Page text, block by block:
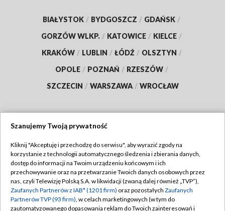
BIAŁYSTOK / BYDGOSZCZ / GDAŃSK /
GORZÓW WLKP. / KATOWICE / KIELCE /
KRAKÓW / LUBLIN / ŁÓDŹ / OLSZTYN /
OPOLE / POZNAŃ / RZESZÓW /
SZCZECIN / WARSZAWA / WROCŁAW
TVP
Abonament TVP
Emisja w TVP
Centrum informacji TVP
Regulamin TVP
Polityka prywatności
Moje zgody
Szanujemy Twoją prywatność
Kliknij "Akceptuję i przechodzę do serwisu", aby wyrazić zgody na
korzystanie z technologii automatycznego śledzenia i zbierania danych,
dostęp do informacji na Twoim urządzeniu końcowym i ich
przechowywanie oraz na przetwarzanie Twoich danych osobowych przez
nas, czyli Telewizję Polską S.A. w likwidacji (zwaną dalej również „TVP”),
Zaufanych Partnerów z IAB* (1201 firm) oraz pozostałych Zaufanych
Partnerów TVP (93 firm), w celach marketingowych (w tym do
zautomatyzowanego dopasowania reklam do Twoich zainteresowań i